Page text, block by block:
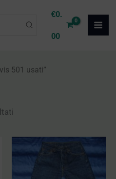
€0.
00
501 usati”